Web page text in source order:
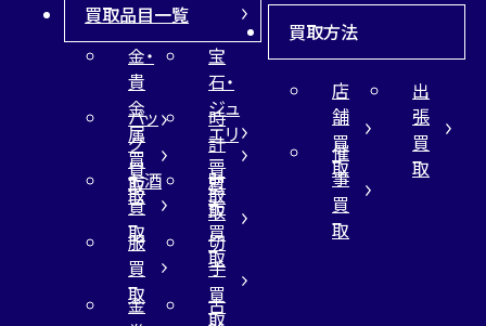
買取品目一覧
金・
貴
金
属
買
取
宝
石・
ジュ
エリ
ー
買
取
バッ
グ
買
取
時
計
買
取
お酒
買
取
財
布
買
取
服
買
取
切
手
買
取
金
古
買取方法
店
舗
買
取
出
張
買
取
催
事
買
取